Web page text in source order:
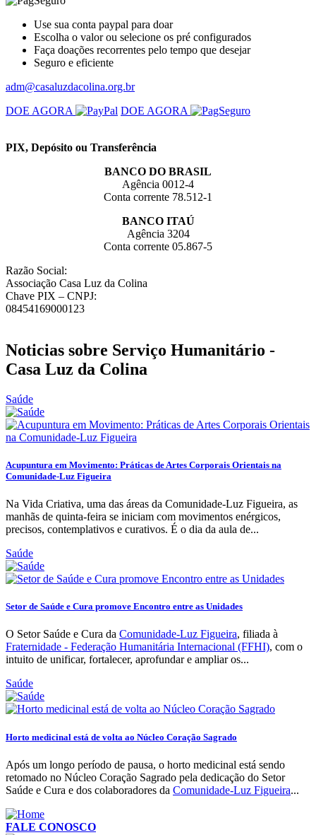
Use sua conta paypal para doar
Escolha o valor ou selecione os pré configurados
Faça doações recorrentes pelo tempo que desejar
Seguro e eficiente
adm@casaluzdacolina.org.br
DOE AGORA
DOE AGORA
PIX, Depósito ou Transferência
BANCO DO BRASIL
Agência 0012-4
Conta corrente 78.512-1
BANCO ITAÚ
Agência 3204
Conta corrente 05.867-5
Razão Social:
Associação Casa Luz da Colina
Chave PIX – CNPJ:
08454169000123
Noticias sobre Serviço Humanitário -
Casa Luz da Colina
Saúde
Acupuntura em Movimento: Práticas de Artes Corporais Orientais na
Comunidade-Luz Figueira
Na Vida Criativa, uma das áreas da Comunidade-Luz Figueira, as
manhãs de quinta-feira se iniciam com movimentos enérgicos,
precisos, contemplativos e curativos. É o dia da aula de...
Saúde
Setor de Saúde e Cura promove Encontro entre as Unidades
O Setor Saúde e Cura da Comunidade-Luz Figueira, filiada à
Fraternidade - Federação Humanitária Internacional (FFHI), com o
intuito de unificar, fortalecer, aprofundar e ampliar os...
Saúde
Horto medicinal está de volta ao Núcleo Coração Sagrado
Após um longo período de pausa, o horto medicinal está sendo
retomado no Núcleo Coração Sagrado pela dedicação do Setor
Saúde e Cura e dos colaboradores da Comunidade-Luz Figueira...
FALE CONOSCO